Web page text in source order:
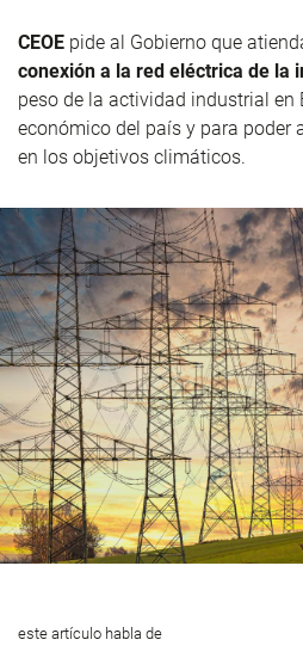
CEOE pide al Gobierno que
conexión a la red eléctrica de la
peso de la actividad industrial en
económico del país y para poder
en los objetivos climáticos.
este artículo habla de